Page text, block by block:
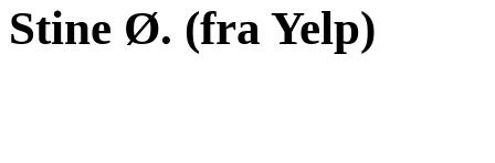
Stine Ø. (fra Yelp)